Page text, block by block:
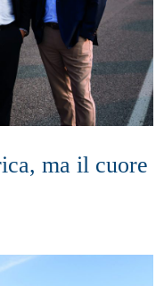
ma il cuore